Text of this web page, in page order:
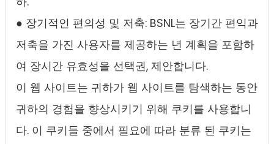
● 장기적인 편의성 및 저축: BSNL는 장기간 편익과
저축을 가진 사용자를 제공하는 년 계획을 포함하
여 장시간 유효성을 선택권, 제안합니다.
이 웹 사이트는 귀하가 웹 사이트를 탐색하는 동안
귀하의 경험을 향상시키기 위해 쿠키를 사용합니
다. 이 쿠키들 중에서 필요에 따라 분류 된 쿠키는